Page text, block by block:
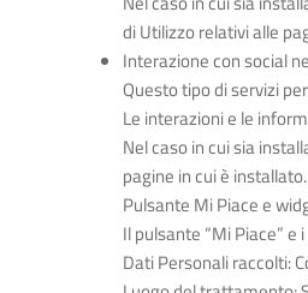
di Utilizzo relativi alle
Interazione con social
Questo tipo di servizi
Le interazioni e le
Nel caso in cui sia
pagine in cui è installato.
Pulsante Mi Piace e
Il pulsante “Mi Piace”
Dati Personali raccolti: